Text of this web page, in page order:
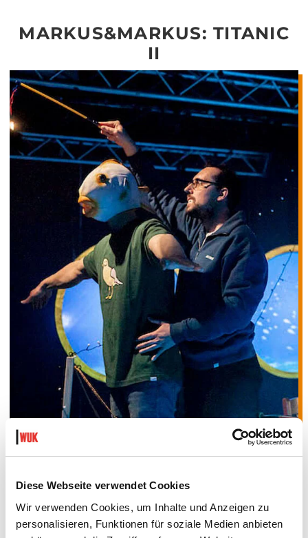
Diese Webseite verwendet Cookies
Wir verwenden Cookies, um Inhalte und Anzeigen zu
personalisieren, Funktionen für soziale Medien anbieten
MARKUS&MARKUS: TITANIC
II
Jeder erfolgreiche Blockbuster braucht einen zweiten Teil, der
den ersten versenkt. Das kann für das